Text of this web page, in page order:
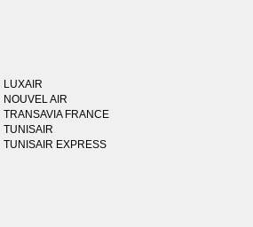
LUXAIR
NOUVEL AIR
TRANSAVIA FRANCE
TUNISAIR
TUNISAIR EXPRESS